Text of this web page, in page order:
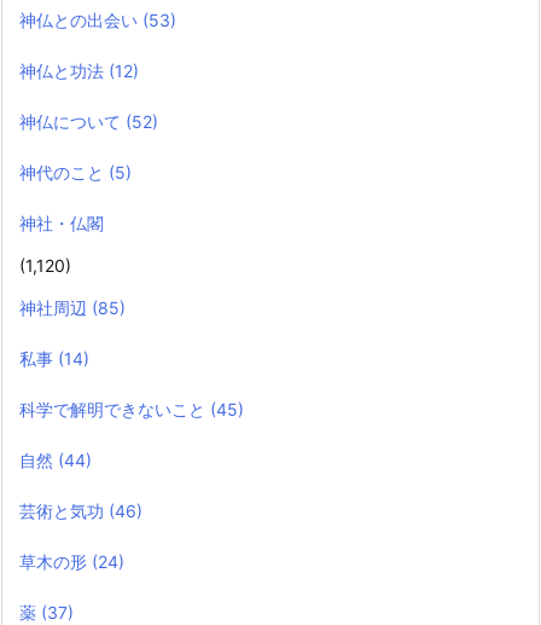
神仏との出会い (53)
神仏と功法 (12)
神仏について (52)
神代のこと (5)
神社・仏閣
(1,120)
神社周辺 (85)
私事 (14)
科学で解明できないこと (45)
自然 (44)
芸術と気功 (46)
草木の形 (24)
薬 (37)